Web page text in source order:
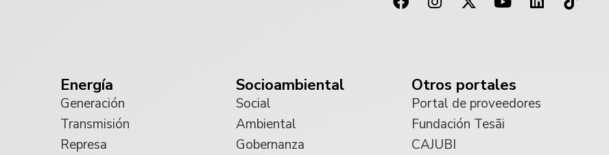
Energía
Generación
Transmisión
Represa
Socioambiental
Social
Ambiental
Gobernanza
Otros portales
Portal de proveedores
Fundación Tesãi
CAJUBI